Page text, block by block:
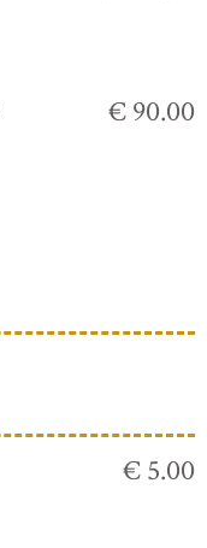
€ 90.00
€ 5.00